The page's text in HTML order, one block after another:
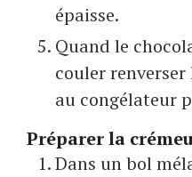
épaisse.
Quand le
couler
au congélateur
Préparer la
Dans un bol